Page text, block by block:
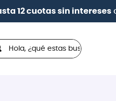
12 cuotas sin intereses
¿qué estas buscando?